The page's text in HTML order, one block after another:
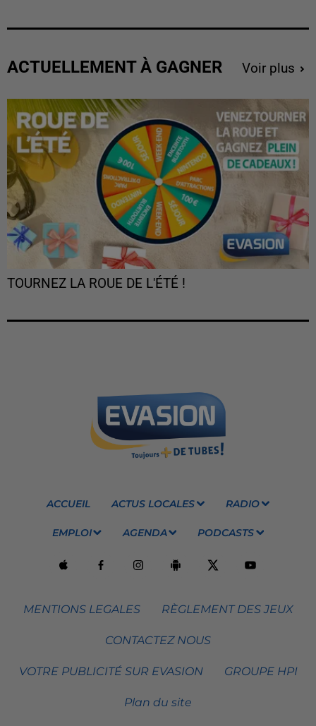
ACTUELLEMENT À GAGNER Voir plus
TOURNEZ LA ROUE DE L'ÉTÉ !
ACCUEIL ACTUS LOCALES RADIO
EMPLOI AGENDA PODCASTS
MENTIONS LEGALES RÈGLEMENT DES JEUX
CONTACTEZ NOUS
VOTRE PUBLICITÉ SUR EVASION GROUPE HPI
Plan du site